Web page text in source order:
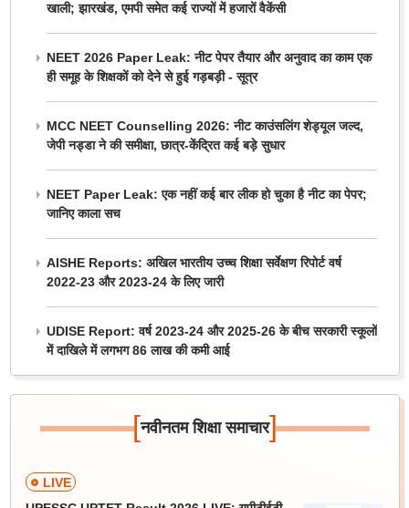
खाली; झारखंड, एमपी समेत कई राज्यों में हजारों वैकेंसी
NEET 2026 Paper Leak: नीट पेपर तैयार और अनुवाद का काम एक
ही समूह के शिक्षकों को देने से हुई गड़बड़ी - सूत्र
MCC NEET Counselling 2026: नीट काउंसलिंग शेड्यूल जल्द,
जेपी नड्डा ने की समीक्षा, छात्र-केंद्रित कई बड़े सुधार
NEET Paper Leak: एक नहीं कई बार लीक हो चुका है नीट का पेपर;
जानिए काला सच
AISHE Reports: अखिल भारतीय उच्च शिक्षा सर्वेक्षण रिपोर्ट वर्ष
2022-23 और 2023-24 के लिए जारी
UDISE Report: वर्ष 2023-24 और 2025-26 के बीच सरकारी स्कूलों
में दाखिले में लगभग 86 लाख की कमी आई
[नवीनतम शिक्षा समाचार]
LIVE